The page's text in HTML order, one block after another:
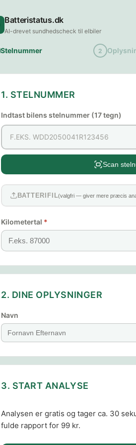
Batteristatus.dk
AI-drevet sundhedscheck til elbiler
Stelnummer 2
1. STELNUMMER
Indtast bilens stelnummer (17 tegn)
Scan
BATTERIFIL(valgfri — giver mere præcis
Kilometertal *
2. DINE OPLYSNINGER
Navn
3. START ANALYSE
Analysen er gratis og tager ca. 30
fulde rapport for 99 kr.